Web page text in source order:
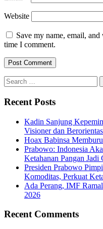
Website
Save my name, email,
time I comment.
Search
for:
Recent Posts
Kadin Sanjung
Visioner dan
Hoax Babinsa
Prabowo: Indonesia
Ketahanan Pangan Jadi
Presiden Prabowo
Komoditas, Perkuat
Ada Perang, IMF
2026
Recent Comments